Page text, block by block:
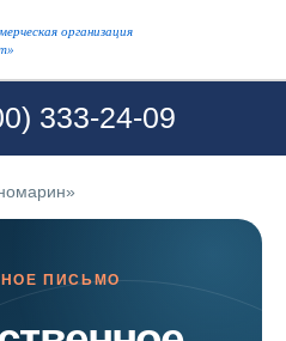
организация
333-24-09
ПИСЬМО